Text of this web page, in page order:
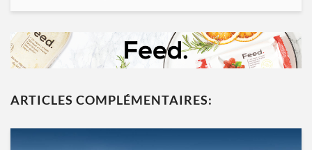
ARTICLES COMPLÉMENTAIRES: